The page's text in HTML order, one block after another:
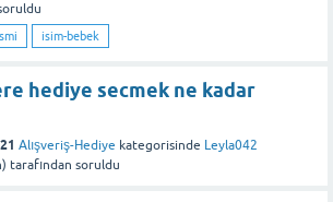
isim-bebek
hediye secmek ne kadar
Alışveriş-Hediye kategorisinde Leyla042
tarafından soruldu